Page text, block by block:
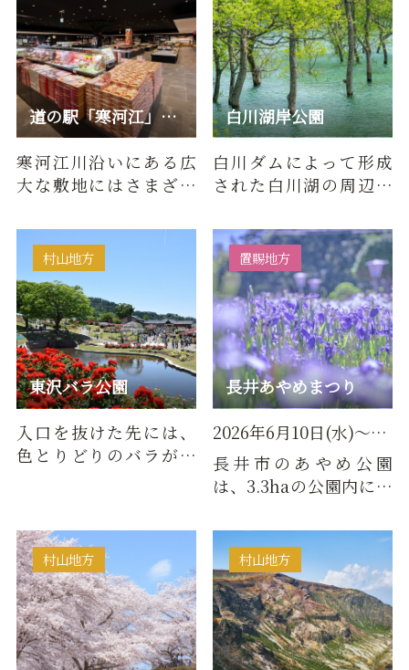
道の駅「寒河江」チェリーランド
寒河江川沿いにある広
大な敷地にはさまざま
名産品を購入できるコ
ーナーの…
白川湖岸公園
白川ダムによって形成
された白川湖の周辺に
はオートキャンプ場や
パーク…
東沢バラ公園
村山地方
入口を抜けた先には、
色とりどりのバラが一
長井あやめまつり
置賜地方
2026年6月10日(水)～2026年7月5日(日)
長井市のあやめ公園
は、3.3haの公園内に数
誇る日本有数のあやめ
公園です…
村山地方 村山地方